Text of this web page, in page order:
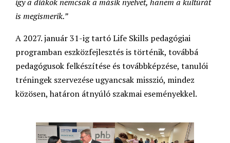
is megismerik.”
A 2027. január 31-ig tartó Life Skills pedagógiai
programban eszközfejlesztés is történik, továbbá
pedagógusok felkészítése és továbbképzése, tanulói
tréningek szervezése ugyancsak misszió, mindez
közösen, határon átnyúló szakmai eseményekkel.